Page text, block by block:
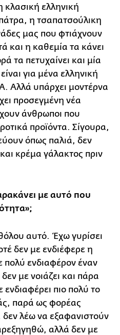
κλασική ελληνική
η τσαπατσούλικη
μας που φτιάχνουν
και η καθεμία τα κάνει
τα πετυχαίνει και μία
για μένα ελληνική
Αλλά υπάρχει μοντέρνα
προσεγμένη νέα
άνθρωποι που
προϊόντα. Σίγουρα,
όπως παλιά, δεν
κρέμα γάλακτος πριν
με αυτό που
αυτό. Έχω γυρίσει
δεν με ενδιέφερε η
ενδιαφέρον έναν
με νοιάζει και πάρα
πιο πολύ το
παρά ως φορέας
λέω να εξαφανιστούν
αλλά δεν με